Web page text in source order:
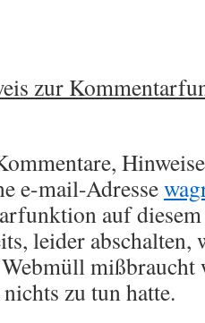
zur
e-mail-Adresse
auf
leider
mißbraucht
zu tun hatte.